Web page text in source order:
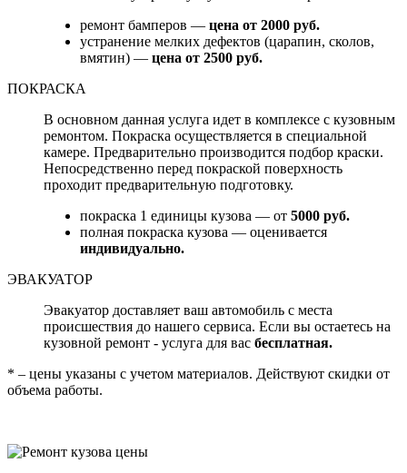
ремонт бамперов — цена от 2000 руб.
устранение мелких дефектов (царапин, сколов,
вмятин) — цена от 2500 руб.
ПОКРАСКА
В основном данная услуга идет в комплексе с кузовным
ремонтом. Покраска осуществляется в специальной
камере. Предварительно производится подбор краски.
Непосредственно перед покраской поверхность
проходит предварительную подготовку.
покраска 1 единицы кузова — от 5000 руб.
полная покраска кузова — оценивается
индивидуально.
ЭВАКУАТОР
Эвакуатор доставляет ваш автомобиль с места
происшествия до нашего сервиса. Если вы остаетесь на
кузовной ремонт - услуга для вас бесплатная.
* – цены указаны с учетом материалов. Действуют скидки от
объема работы.